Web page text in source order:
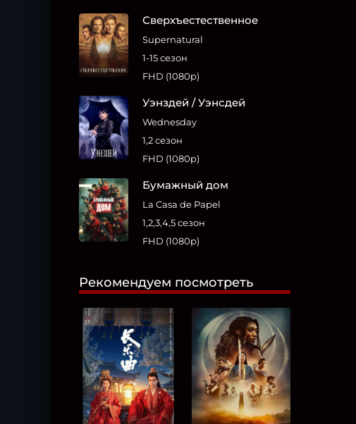
Сверхъестественное
Supernatural
1-15 сезон
FHD (1080p)
Уэнздей / Уэнсдей
Wednesday
1,2 сезон
FHD (1080p)
Бумажный дом
La Casa de Papel
1,2,3,4,5 сезон
FHD (1080p)
Рекомендуем посмотреть